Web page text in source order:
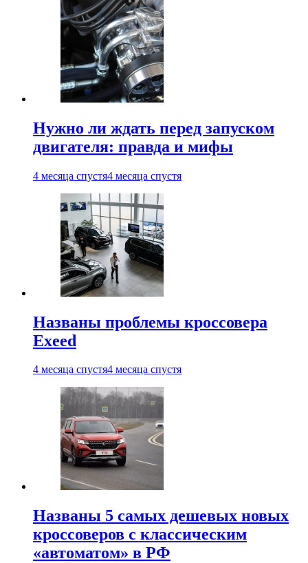
Нужно ли ждать перед запуском
двигателя: правда и мифы
4 месяца спустя4 месяца спустя
Названы проблемы кроссовера
Exeed
4 месяца спустя4 месяца спустя
Названы 5 самых дешевых новых
кроссоверов с классическим
«автоматом» в РФ